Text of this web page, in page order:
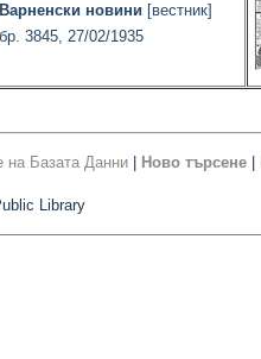
Варненски новини [вестник]
бр. 3845, 27/02/1935
на Базата Данни Ново търсене
Library